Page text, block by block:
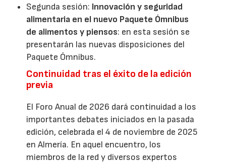
Segunda sesión: Innovación y seguridad
alimentaria en el nuevo Paquete Ómnibus
de alimentos y piensos: en esta sesión se
presentarán las nuevas disposiciones del
Paquete Ómnibus.
Continuidad tras el éxito de la edición
previa
El Foro Anual de 2026 dará continuidad a los
importantes debates iniciados en la pasada
edición, celebrada el 4 de noviembre de 2025
en Almería. En aquel encuentro, los
miembros de la red y diversos expertos